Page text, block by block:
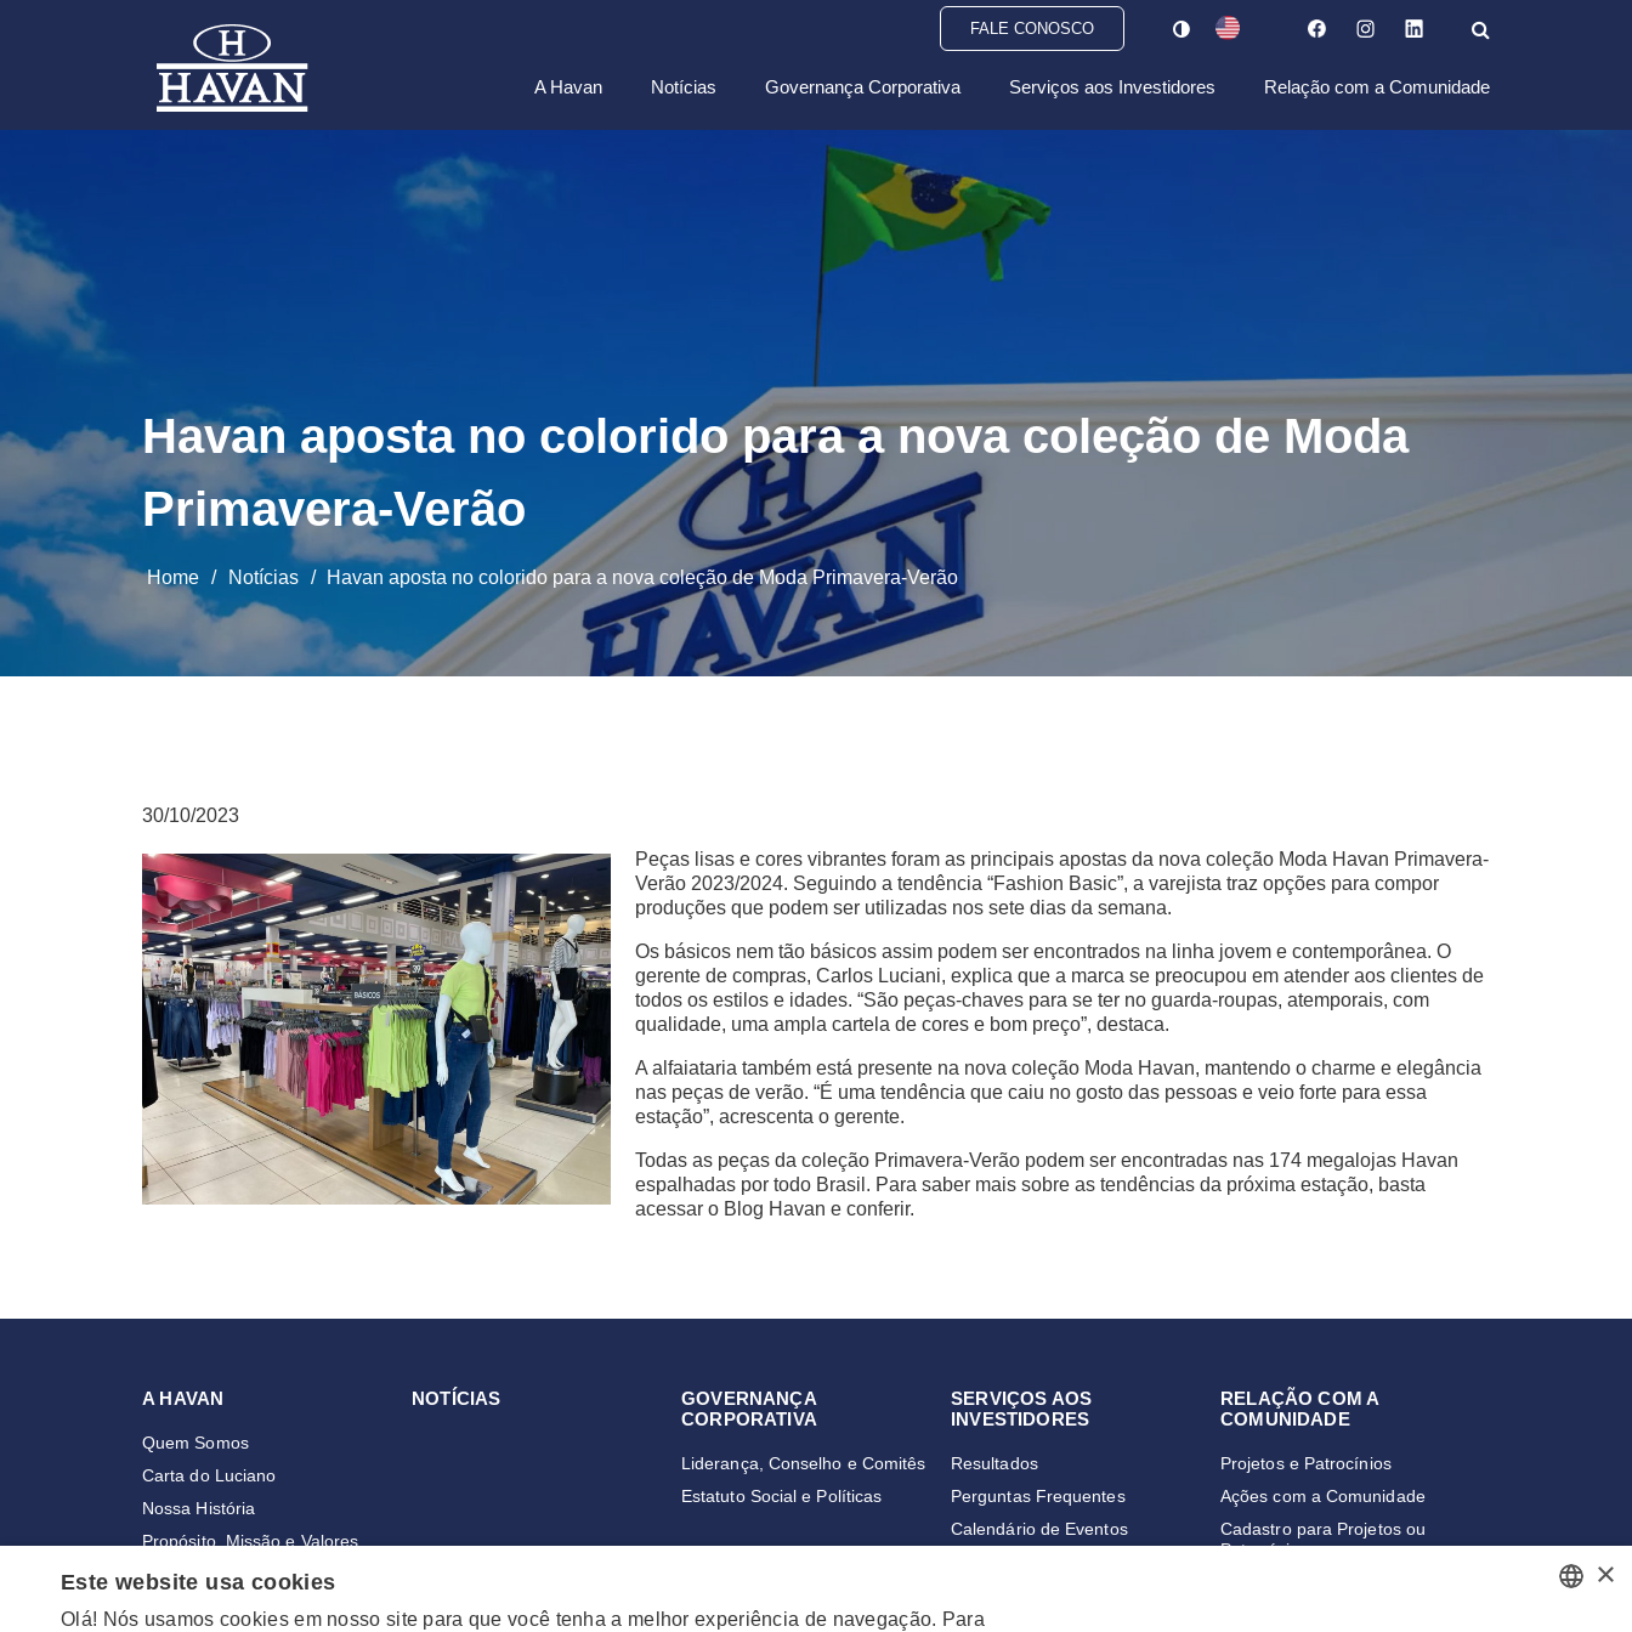
FALE CONOSCO
A Havan Notícias Governança Corporativa Serviços aos Investidores Relação com a Comunidade
Havan aposta no colorido para a nova coleção de Moda
Primavera-Verão
Home / Notícias / Havan aposta no colorido para a nova coleção de Moda Primavera-Verão
30/10/2023
Peças lisas e cores vibrantes foram as principais apostas da nova coleção Moda Havan Primavera-
Verão 2023/2024. Seguindo a tendência “Fashion Basic”, a varejista traz opções para compor
produções que podem ser utilizadas nos sete dias da semana.
Os básicos nem tão básicos assim podem ser encontrados na linha jovem e contemporânea. O
gerente de compras, Carlos Luciani, explica que a marca se preocupou em atender aos clientes de
todos os estilos e idades. “São peças-chaves para se ter no guarda-roupas, atemporais, com
qualidade, uma ampla cartela de cores e bom preço”, destaca.
A alfaiataria também está presente na nova coleção Moda Havan, mantendo o charme e elegância
nas peças de verão. “É uma tendência que caiu no gosto das pessoas e veio forte para essa
estação”, acrescenta o gerente.
Todas as peças da coleção Primavera-Verão podem ser encontradas nas 174 megalojas Havan
espalhadas por todo Brasil. Para saber mais sobre as tendências da próxima estação, basta
acessar o Blog Havan e conferir.
A HAVAN
Quem Somos
Carta do Luciano
Nossa História
Propósito, Missão e Valores
Nossa Cultura
NOTÍCIAS
GOVERNANÇA
CORPORATIVA
Liderança, Conselho e Comitês
Estatuto Social e Políticas
SERVIÇOS AOS
INVESTIDORES
Resultados
Perguntas Frequentes
Calendário de Eventos
RELAÇÃO COM A
COMUNIDADE
Projetos e Patrocínios
Ações com a Comunidade
Cadastro para Projetos ou
Patrocínios
×
Este website usa cookies
Olá! Nós usamos cookies em nosso site para que você tenha a melhor experiência de navegação. Para